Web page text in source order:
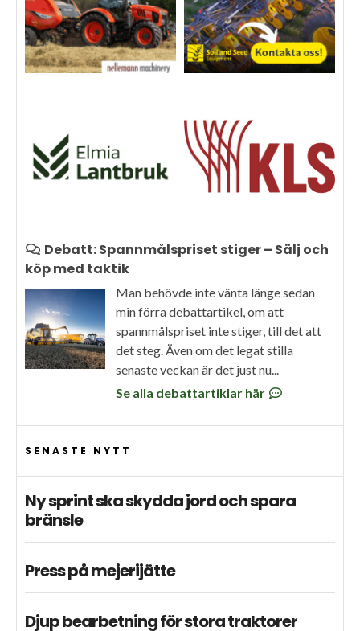
Debatt: Spannmålspriset stiger – Sälj och
köp med taktik
Man behövde inte vänta länge sedan
min förra debattartikel, om att
spannmålspriset inte stiger, till det att
det steg. Även om det legat stilla
senaste veckan är det just nu...
Se alla debattartiklar här
SENASTE NYTT
Ny sprint ska skydda jord och spara
bränsle
Press på mejerijätte
Djup bearbetning för stora traktorer